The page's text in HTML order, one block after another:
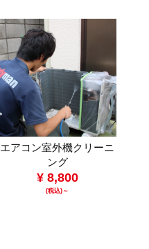
エアコン室外機クリーニ
ング
¥ 8,800
(税込)～